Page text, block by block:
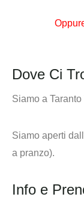
Dove Ci
Siamo a
Siamo aperti
a pranzo).
Info e